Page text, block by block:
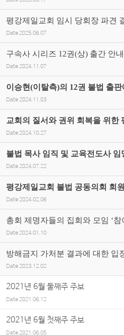
평강제일교회 임시 당회장 파견
Date 2025.06.07
구속사 시리즈 12권(상) 출간 안내
Date 2024.11.07
이승현(이탈측)의 12권 불법 출
Date 2024.11.03
교회의 질서와 권위 회복을 위한
Date 2024.10.27
불법 목사 임직 및 교육전도사
Date 2024.07.22
평강제일교회 불법 공동의회 회
Date 2024.02.06
총회 제명자들의 집회와 모임 ‘참
Date 2024.01.10
방해금지 가처분 결과에 대한 입
Date 2023.12.02
2021년 6월 둘째주 주보
Date2021.06.12
2021년 6월 첫째주 주보
Date2021.06.05